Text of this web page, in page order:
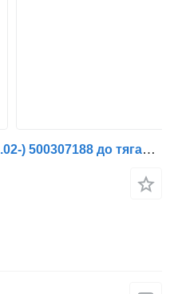
Кріплення IVECO Stralis (01.02-) 500307188 до тягача IVECO Stralis, Trakker (2002-)